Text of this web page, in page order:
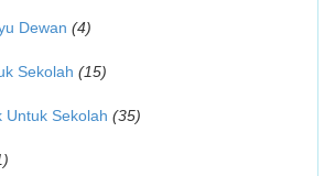
Dewan (4)
Sekolah (15)
Untuk Sekolah (35)